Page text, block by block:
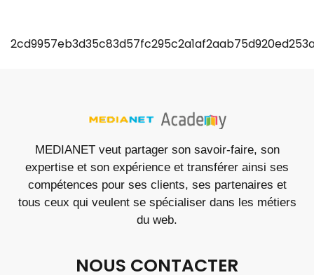
каталоге вавада казино есть известные игровые
специальные функции. Регистрация в casino
Вавада казино раздает выгодные акционные
MEDIANET veut partager son savoir-faire, son
expertise et son expérience et transférer ainsi ses
compétences pour ses clients, ses partenaires et
tous ceux qui veulent se spécialiser dans les métiers
du web.
NOUS CONTACTER